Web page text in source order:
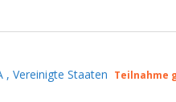
, Vereinigte Staaten Teilnahme